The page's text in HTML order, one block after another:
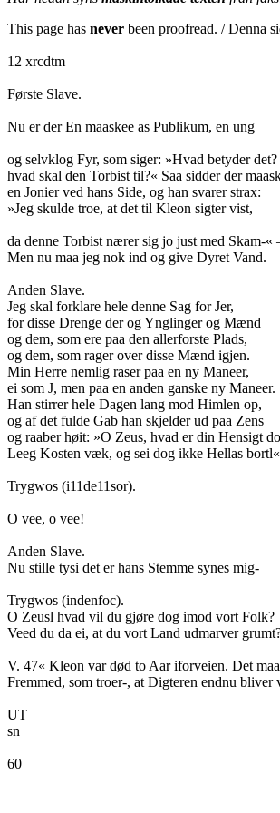
This page has never been proofread. / Denna
12 xrcdtm
Første Slave.
Nu er der En maaskee as Publikum, en ung
og selvklog Fyr, som siger: »Hvad betyder det?
hvad skal den Torbist til?« Saa sidder der
en Jonier ved hans Side, og han svarer strax:
»Jeg skulde troe, at det til Kleon sigter vist,
da denne Torbist nærer sig jo just med Skam-
Men nu maa jeg nok ind og give Dyret Vand.
Anden Slave.
Jeg skal forklare hele denne Sag for Jer,
for disse Drenge der og Ynglinger og Mænd
og dem, som ere paa den allerforste Plads,
og dem, som rager over disse Mænd igjen.
Min Herre nemlig raser paa en ny Maneer,
ei som J, men paa en anden ganske ny Maneer.
Han stirrer hele Dagen lang mod Himlen op,
og af det fulde Gab han skjelder ud paa Zens
og raaber høit: »O Zeus, hvad er din Hensigt
Leeg Kosten væk, og sei dog ikke Hellas bortl«
Trygwos (i11de11sor).
O vee, o vee!
Anden Slave.
Nu stille tysi det er hans Stemme synes mig-
Trygwos (indenfoc).
O Zeusl hvad vil du gjøre dog imod vort Folk?
Veed du da ei, at du vort Land udmarver
V. 47« Kleon var død to Aar iforveien. Det
Fremmed, som troer-, at Digteren endnu bliver
UT
sn
60